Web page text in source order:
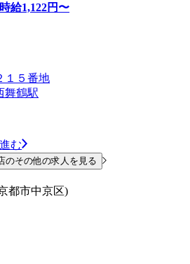
時給1,122円〜
１５番地
舞鶴駅
む
その他の求人を見る
都市中京区)